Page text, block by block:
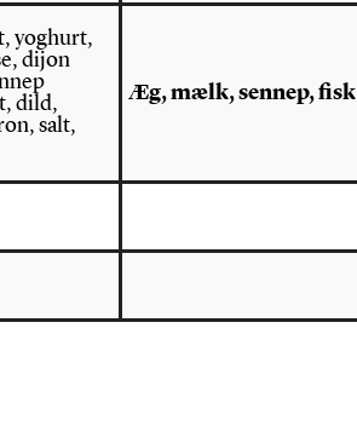
yoghurt,
dijon
dild,
salt,
Æg, mælk, sennep, fisk